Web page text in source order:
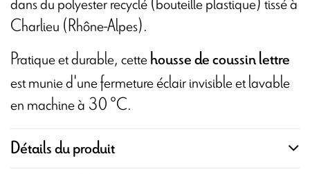
Charlieu (Rhône-Alpes).
Pratique et durable, cettehousse de coussin lettre
est munie d'une fermeture éclair invisible et lavable
en machine à 30 °C.
Détails du produit